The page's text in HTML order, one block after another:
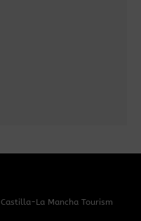
Castilla-La Mancha Tourism